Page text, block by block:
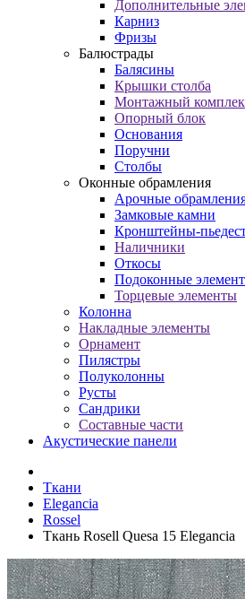
Дополнительные
Карниз
Фризы
Балюстрады
Балясины
Крышки столба
Монтажный
Опорный блок
Основания
Поручни
Столбы
Оконные обрамления
Арочные
Замковые камни
Кронштейны-
Наличники
Откосы
Подоконные
Торцевые элементы
Колонна
Накладные элементы
Орнамент
Пилястры
Полуколонны
Русты
Сандрики
Составные части
Акустические панели
Ткани
Elegancia
Rossel
Ткань Rosell Quesa 15 Elegancia